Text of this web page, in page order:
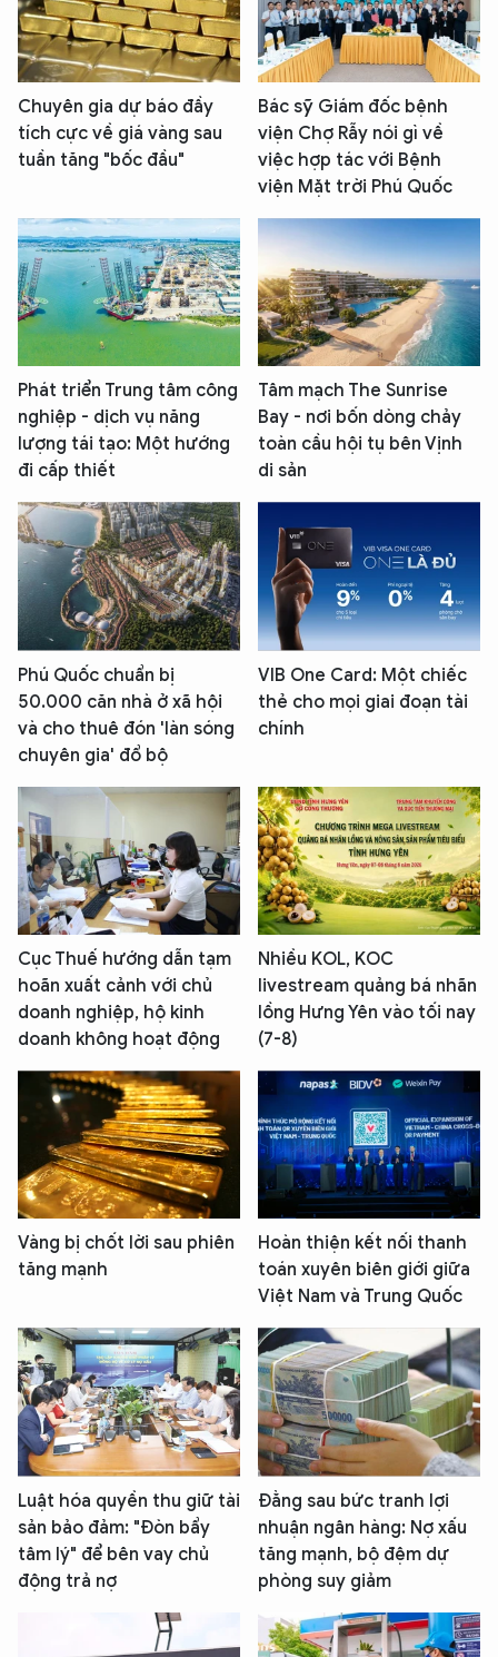
Chuyên gia dự báo đầy
tích cực về giá vàng sau
tuần tăng "bốc đầu"
Bác sỹ Giám đốc bệnh
viện Chợ Rẫy nói gì về
việc hợp tác với Bệnh
viện Mặt trời Phú Quốc
Phát triển Trung tâm công
nghiệp - dịch vụ năng
lượng tái tạo: Một hướng
đi cấp thiết
Tâm mạch The Sunrise
Bay - nơi bốn dòng chảy
toàn cầu hội tụ bên Vịnh
di sản
Phú Quốc chuẩn bị
50.000 căn nhà ở xã hội
và cho thuê đón 'làn sóng
chuyên gia' đổ bộ
VIB One Card: Một chiếc
thẻ cho mọi giai đoạn tài
chính
Cục Thuế hướng dẫn tạm
hoãn xuất cảnh với chủ
doanh nghiệp, hộ kinh
doanh không hoạt động
Nhiều KOL, KOC
livestream quảng bá nhãn
lồng Hưng Yên vào tối nay
(7-8)
Vàng bị chốt lời sau phiên
tăng mạnh
Hoàn thiện kết nối thanh
toán xuyên biên giới giữa
Việt Nam và Trung Quốc
Luật hóa quyền thu giữ tài
sản bảo đảm: "Đòn bẩy
tâm lý" để bên vay chủ
động trả nợ
Đằng sau bức tranh lợi
nhuận ngân hàng: Nợ xấu
tăng mạnh, bộ đệm dự
phòng suy giảm
XIN CHÀO,
TÔI LÀ CHATBOT CỦA
Hãy hỏi tôi bất kỳ điều gì bạn cần biết về
An Ninh Thủ Đô nhé. Tôi sẵn sàng hỗ trợ!